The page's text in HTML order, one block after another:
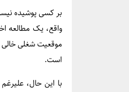
بر کسی پوشیده
است.
با این حال،